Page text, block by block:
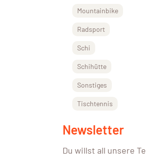
Mountainbike
Radsport
Schi
Schihütte
Sonstiges
Tischtennis
Newsletter
Du willst all unsere